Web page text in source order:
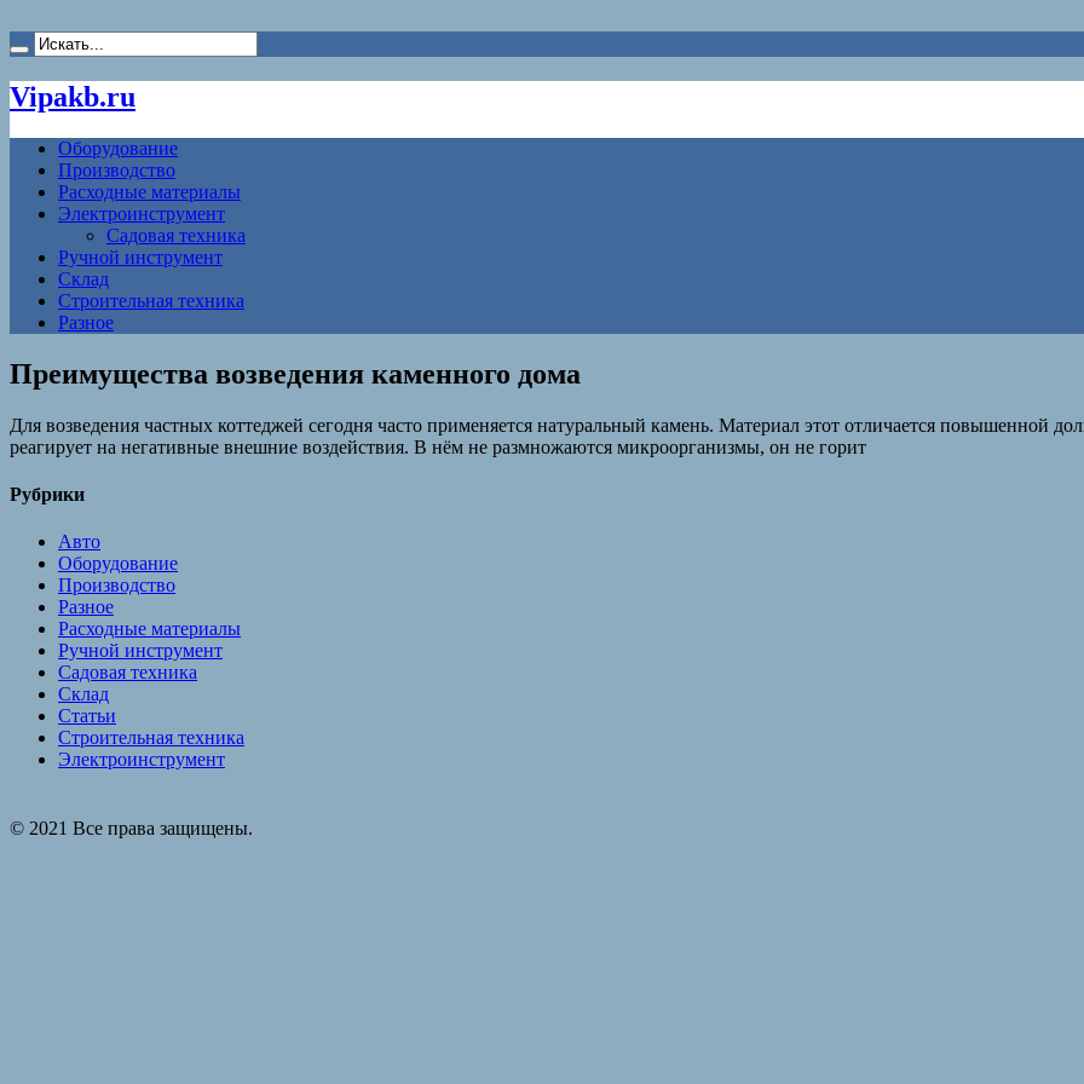
Vipakb.ru
Оборудование
Производство
Расходные материалы
Электроинструмент
Садовая техника
Ручной инструмент
Склад
Строительная техника
Разное
Преимущества возведения каменного дома
Для возведения частных коттеджей сегодня часто применяется натуральный камень. Материал этот отличается повышенной
реагирует на негативные внешние воздействия. В нём не размножаются микроорганизмы, он не горит
Рубрики
Авто
Оборудование
Производство
Разное
Расходные материалы
Ручной инструмент
Садовая техника
Склад
Статьи
Строительная техника
Электроинструмент
© 2021 Все права защищены.